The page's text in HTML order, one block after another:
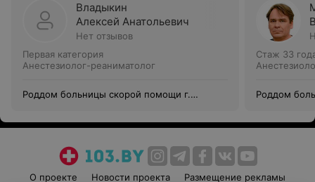
Владыкин
Алексей Анатольевич
Нет отзывов
Первая категория
Анестезиолог-реаниматолог
Роддом больницы скорой помощи г.
Стаж 33
Роддом
О проекте Новости проекта Размещение рекламы